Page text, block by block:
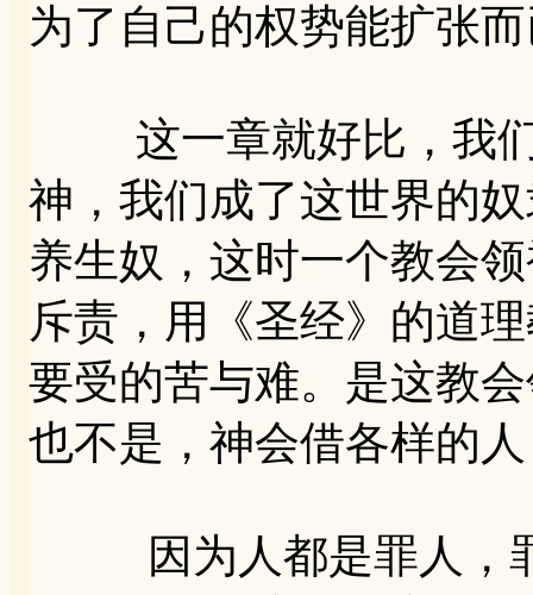
为了自己的权势能扩张
这一章就好比，我们
神，我们成了这世界的
养生奴，这时一个教会
斥责，用《圣经》的道
要受的苦与难。是这教
也不是，神会借各样的
因为人都是罪人，罪